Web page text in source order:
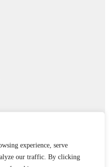
experience, serve
our traffic. By clicking